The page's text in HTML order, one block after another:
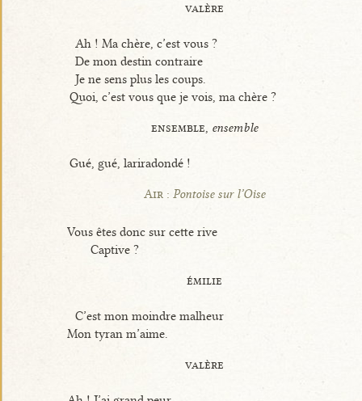
valère
Ah ! Ma chère, c’est vous ?
De mon destin contraire
Je ne sens plus les coups.
Quoi, c’est vous que je vois, ma chère ?
ensemble, ensemble
Gué, gué, lariradondé !
Air : Pontoise sur l’Oise
Vous êtes donc sur cette rive
Captive ?
émilie
C’est mon moindre malheur
Mon tyran m’aime.
valère